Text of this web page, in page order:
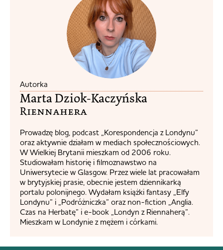
Autorka
Marta Dziok-Kaczyńska
Riennahera​
Prowadzę blog, podcast „Korespondencja z Londynu”
oraz aktywnie działam w mediach społecznościowych.
W Wielkiej Brytanii mieszkam od 2006 roku.
Studiowałam historię i filmoznawstwo na
Uniwersytecie w Glasgow. Przez wiele lat pracowałam
w brytyjskiej prasie, obecnie jestem dziennikarką
portalu polonijnego. Wydałam książki fantasy „Elfy
Londynu” i „Podróżniczka” oraz non-fiction „Anglia.
Czas na Herbatę” i e-book „Londyn z Riennaherą”.
Mieszkam w Londynie z mężem i córkami.